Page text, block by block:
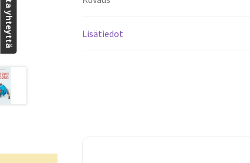
Lisätiedot
Ota yhteyttä